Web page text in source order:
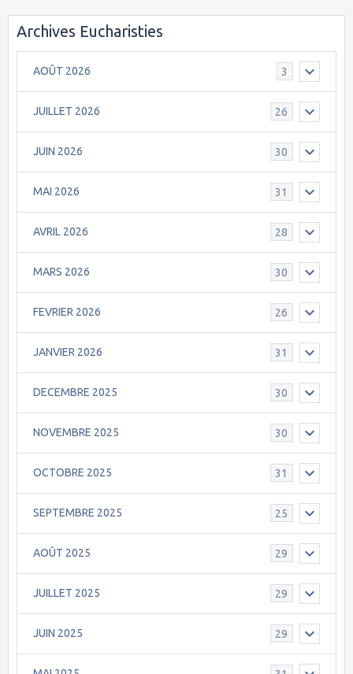
Archives Eucharisties
AOÛT 2026 3
JUILLET 2026 26
JUIN 2026 30
MAI 2026 31
AVRIL 2026 28
MARS 2026 30
FEVRIER 2026 26
JANVIER 2026 31
DECEMBRE 2025 30
NOVEMBRE 2025 30
OCTOBRE 2025 31
SEPTEMBRE 2025 25
AOÛT 2025 29
JUILLET 2025 29
JUIN 2025 29